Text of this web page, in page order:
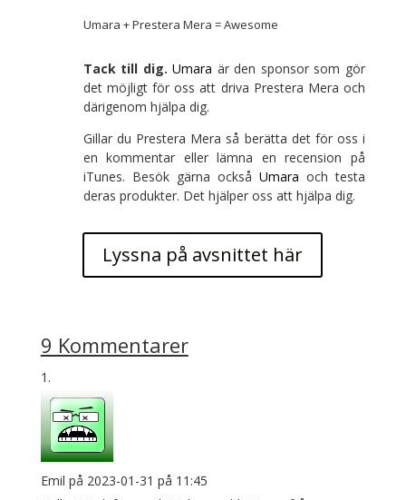
Umara + Prestera Mera = Awesome
Tack till dig. Umara är den sponsor som gör
det möjligt för oss att driva Prestera Mera och
därigenom hjälpa dig.
Gillar du Prestera Mera så berätta det för oss i
en kommentar eller lämna en recension på
iTunes. Besök gärna också Umara och testa
deras produkter. Det hjälper oss att hjälpa dig.
Lyssna på avsnittet här
9 Kommentarer
Emil på 2023-01-31 på 11:45